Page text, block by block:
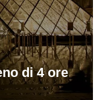
di 4 ore